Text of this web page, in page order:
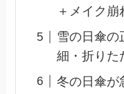
＋メイク
雪の日傘の
細・折りた
冬の日傘が